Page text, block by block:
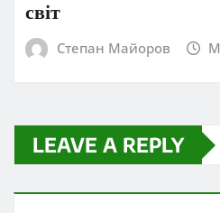
світ
Степан Майоров
LEAVE A REPLY